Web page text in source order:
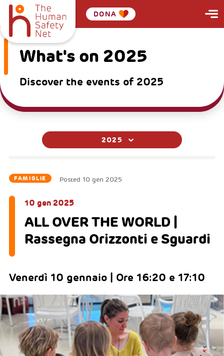
DONA
What's on 2025
Discover the events of 2025
2025
FAMIGLIE Posted 10 gen 2025
10 gen 2025
ALL OVER THE WORLD |
Rassegna Orizzonti e Sguardi
Venerdì 10 gennaio | Ore 16:20 e 17:10